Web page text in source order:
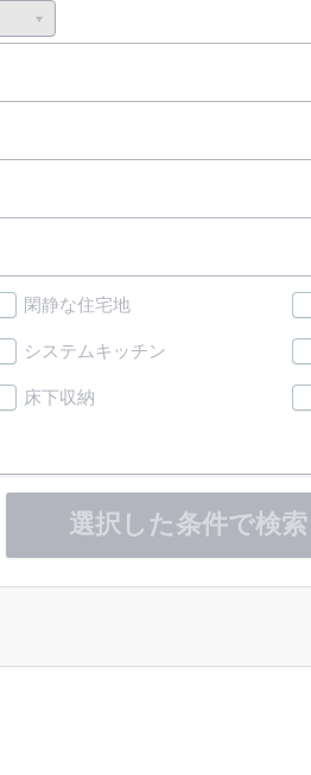
閑静な住宅地
システムキッチン
床下収納
選択した条件で検索